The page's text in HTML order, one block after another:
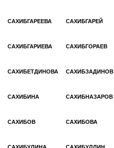
САХИБГАРЕЕВА САХИБГАРЕЙ
САХИБГАРИЕВА САХИБГОРАЕВ
САХИБЕТДИНОВА САХИБЗАДИНОВ
САХИБИНА САХИБНАЗАРОВ
САХИБОВ САХИБОВА